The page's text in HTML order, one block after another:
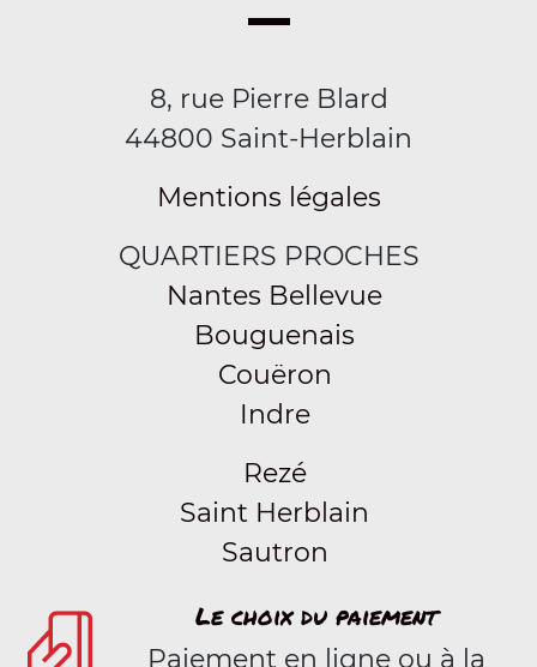
8, rue Pierre Blard
44800 Saint-Herblain
Mentions légales
QUARTIERS PROCHES
Nantes Bellevue
Bouguenais
Couëron
Indre
Rezé
Saint Herblain
Sautron
Le choix du paiement
Paiement en ligne ou à la